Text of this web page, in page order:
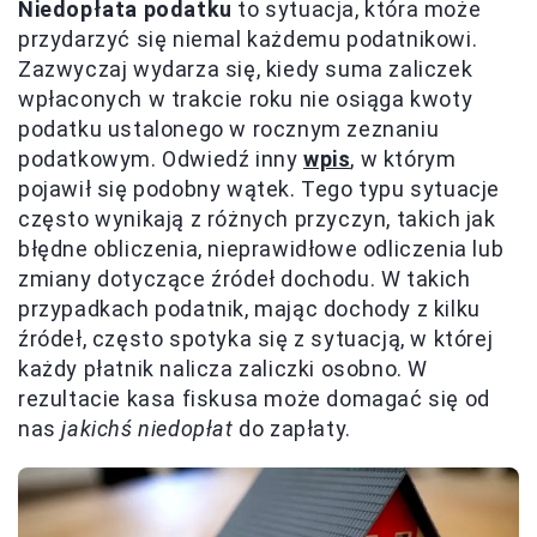
Niedopłata podatku to sytuacja, która może
przydarzyć się niemal każdemu podatnikowi.
Zazwyczaj wydarza się, kiedy suma zaliczek
wpłaconych w trakcie roku nie osiąga kwoty
podatku ustalonego w rocznym zeznaniu
podatkowym. Odwiedź innywpis, w którym
pojawił się podobny wątek. Tego typu sytuacje
często wynikają z różnych przyczyn, takich jak
błędne obliczenia, nieprawidłowe odliczenia lub
zmiany dotyczące źródeł dochodu. W takich
przypadkach podatnik, mając dochody z kilku
źródeł, często spotyka się z sytuacją, w której
każdy płatnik nalicza zaliczki osobno. W
rezultacie kasa fiskusa może domagać się od
nasjakichś niedopłat do zapłaty.